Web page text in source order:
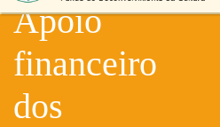
Apoio
financeiro
dos